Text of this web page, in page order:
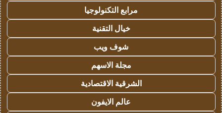
مرابع التكنولوجيا
خيال التقنية
شوف ويب
مجلة الاسهم
الشرقية الاقتصادية
عالم الايفون